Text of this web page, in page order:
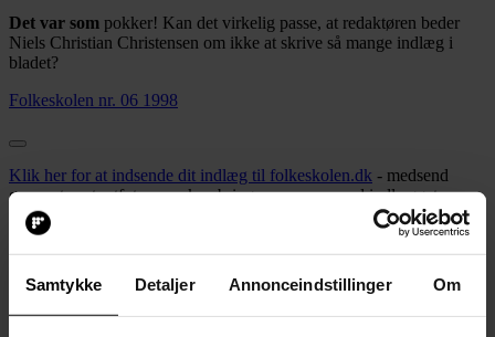
Samtykke Detaljer Annonceindstillinger Om
Det var som pokker! Kan det virkelig passe, at redaktøren beder
Niels Christian Christensen om ikke at skrive så mange indlæg i
bladet?
Folkeskolen nr. 06 1998
Klik her for at indsende dit indlæg til folkeskolen.dk - medsend
gerne et portrætfoto, som kan bringes sammen med indlægget
Læs folkeskolen.dk's debatregler